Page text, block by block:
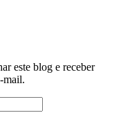
este blog e receber
mail.